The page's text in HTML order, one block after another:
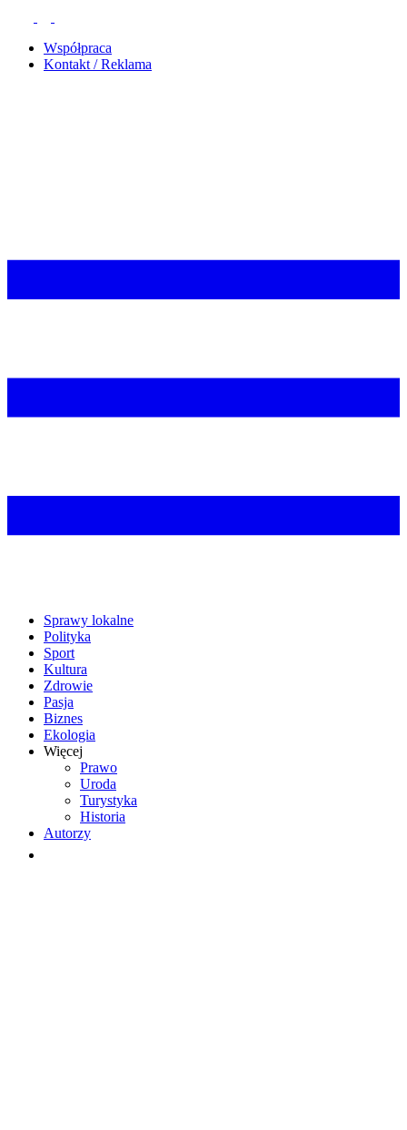
Współpraca
Kontakt / Reklama
Sprawy lokalne
Polityka
Sport
Kultura
Zdrowie
Pasja
Biznes
Ekologia
Więcej
Prawo
Uroda
Turystyka
Historia
Autorzy